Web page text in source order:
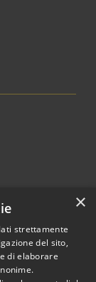
• Comune di
×
strettamente
del sito,
di elaborare